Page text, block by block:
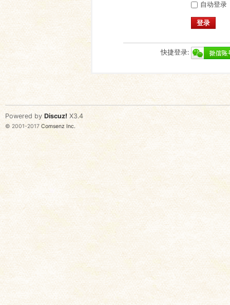
自动登录
登录
快捷登录:
Powered by Discuz! X3.4
© 2001-2017 Comsenz Inc.